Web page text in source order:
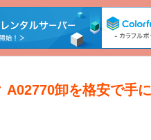
卸を格安で手